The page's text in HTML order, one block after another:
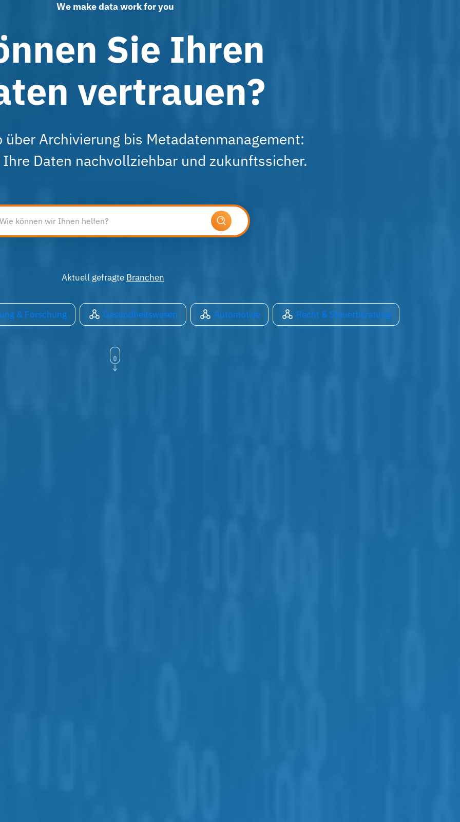
We make data work for you
Sie Ihren
vertrauen?
über Archivierung bis Metadatenmanagement:
Daten nachvollziehbar und zukunftssicher.
Aktuell gefragte Branchen
& Forschung Gesundheitswesen Automotive Recht & Steuerberatung